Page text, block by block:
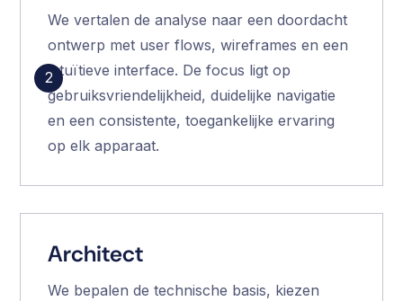
2
We vertalen de analyse naar een doordacht
ontwerp met user flows, wireframes en een
intuïtieve interface. De focus ligt op
gebruiksvriendelijkheid, duidelijke navigatie
en een consistente, toegankelijke ervaring
op elk apparaat.
Architect
We bepalen de technische basis, kiezen